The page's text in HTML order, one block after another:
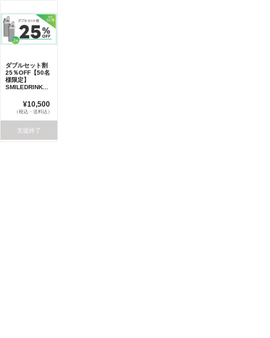
ダブルセット割
25％OFF【50名
様限定】
SMILEDRINK...
¥10,500
（税込・送料込）
支援終了